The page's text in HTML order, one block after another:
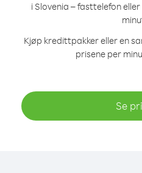
i Slovenia – fasttelefon
Kjøp kredittpakker eller en
prisene per
Se